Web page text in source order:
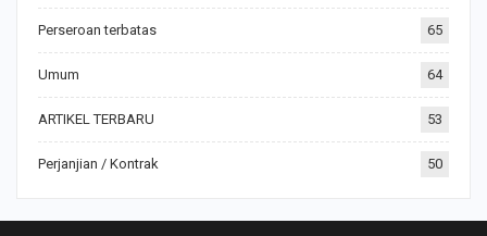
Perseroan terbatas 65
Umum 64
ARTIKEL TERBARU 53
Perjanjian / Kontrak 50